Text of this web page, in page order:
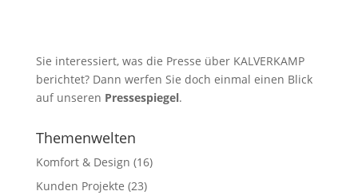
Sie interessiert, was die Presse über KALVERKAMP
berichtet? Dann werfen Sie doch einmal einen Blick
auf unseren Pressespiegel.
Themenwelten
Komfort & Design (16)
Kunden Projekte (23)